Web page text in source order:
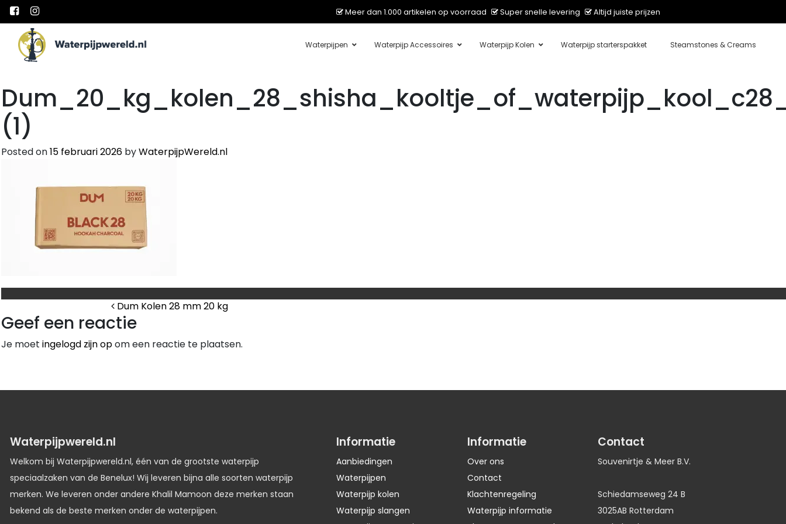
Meer dan 1.000 artikelen op voorraad Super snelle levering Altijd juiste prijzen
Main Navigation Waterpijpen Waterpijp Accessoires Waterpijp Kolen Waterpijp starterspakket Steamstones & Creams
(1)
Posted on15 februari 2026 byWaterpijpWereld.nl
Bericht Navigatie
Dum Kolen 28 mm 20 kg
Geef een reactie
Je moet ingelogd zijn opom een reactie te plaatsen.
Waterpijpwereld.nl
Welkom bij Waterpijpwereld.nl, één van de grootste waterpijp
speciaalzaken van de Benelux! Wij leveren bijna alle soorten waterpijp
merken. We leveren onder andere Khalil Mamoon deze merken staan
bekend als de beste merken onder de waterpijpen.
Informatie
Aanbiedingen
Waterpijpen
Waterpijp kolen
Waterpijp slangen
Informatie
Over ons
Contact
Klachtenregeling
Waterpijp informatie
Contact
Souvenirtje & Meer B.V.
Schiedamseweg 24 B
3025AB Rotterdam